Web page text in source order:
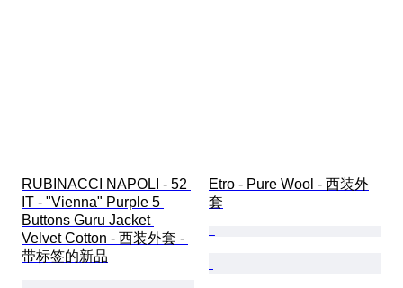
RUBINACCI NAPOLI - 52
IT - "Vienna" Purple 5
Buttons Guru Jacket
Velvet Cotton - 西装外套 -
带标签的新品
Etro - Pure Wool - 西装外
套